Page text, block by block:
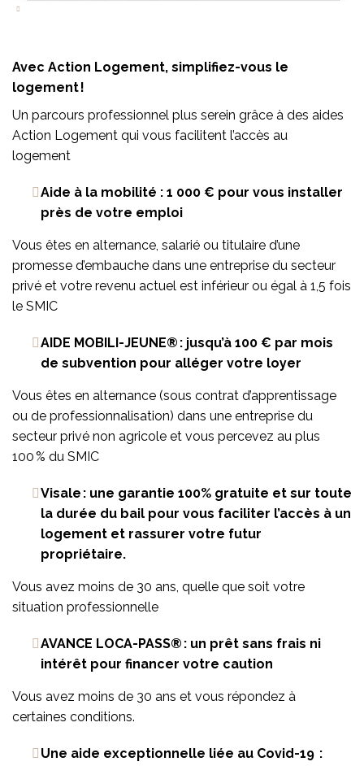
Avec Action Logement, simplifiez-vous le
logement !
Un parcours professionnel plus serein grâce à des aides
Action Logement qui vous facilitent l’accès au
logement
Aide à la mobilité : 1 000 € pour vous installer
près de votre emploi
Vous êtes en alternance, salarié ou titulaire d’une
promesse d’embauche dans une entreprise du secteur
privé et votre revenu actuel est inférieur ou égal à 1,5 fois
le SMIC
AIDE MOBILI-JEUNE® : jusqu’à 100 € par mois
de subvention pour alléger votre loyer
Vous êtes en alternance (sous contrat d’apprentissage
ou de professionnalisation) dans une entreprise du
secteur privé non agricole et vous percevez au plus
100 % du SMIC
Visale : une garantie 100% gratuite et sur toute
la durée du bail pour vous faciliter l’accès à un
logement et rassurer votre futur
propriétaire.
Vous avez moins de 30 ans, quelle que soit votre
situation professionnelle
AVANCE LOCA-PASS® : un prêt sans frais ni
intérêt pour financer votre caution
Vous avez moins de 30 ans et vous répondez à
certaines conditions.
Une aide exceptionnelle liée au Covid-19 :